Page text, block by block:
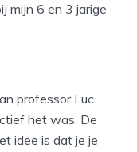
mijn 6 en 3 jarige
professor Luc
het was. De
idee is dat je je